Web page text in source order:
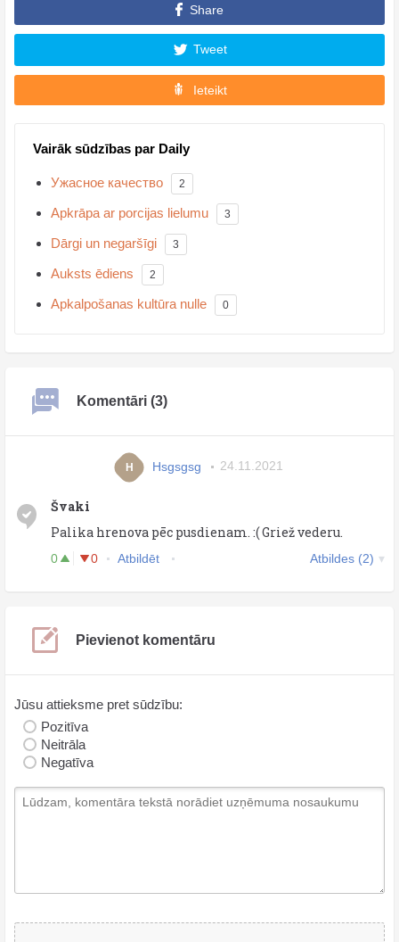
Share
Tweet
Ieteikt
Vairāk sūdzības par Daily
Ужасное качество 2
Apkrāpa ar porcijas lielumu 3
Dārgi un negaršīgi 3
Auksts ēdiens 2
Apkalpošanas kultūra nulle 0
Komentāri (3)
H Hsgsgsg 24.11.2021
Švaki
Palika hrenova pēc pusdienam. :( Griež vederu.
0 0 Atbildēt Atbildes (2)
Pievienot komentāru
Jūsu attieksme pret sūdzību:
Pozitīva
Neitrāla
Negatīva